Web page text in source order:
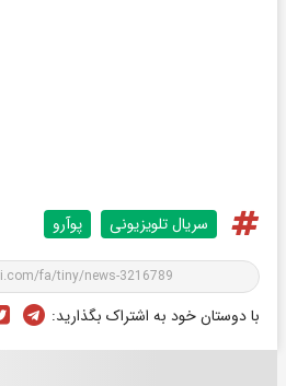
سریال تلویزیونی پوآرو
با دوستان خود به اشتراک بگذارید: